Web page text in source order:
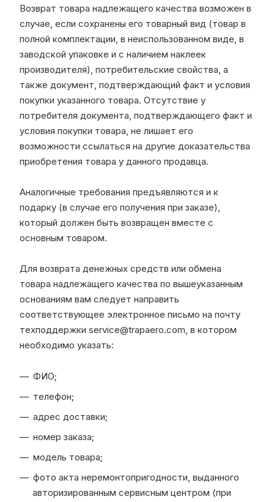
Возврат товара надлежащего качества возможен в
случае, если сохранены его товарный вид (товар в
полной комплектации, в неиспользованном виде, в
заводской упаковке и с наличием наклеек
производителя), потребительские свойства, а
также документ, подтверждающий факт и условия
покупки указанного товара. Отсутствие у
потребителя документа, подтверждающего факт и
условия покупки товара, не лишает его
возможности ссылаться на другие доказательства
приобретения товара у данного продавца.
Аналогичные требования предъявляются и к
подарку (в случае его получения при заказе),
который должен быть возвращен вместе с
основным товаром.
Для возврата денежных средств или обмена
товара надлежащего качества по вышеуказанным
основаниям вам следует направить
соответствующее электронное письмо на почту
техподдержки service@trapaero.com, в котором
необходимо указать:
ФИО;
телефон;
адрес доставки;
номер заказа;
модель товара;
фото акта неремонтопригодности, выданного
авторизированным сервисным центром (при